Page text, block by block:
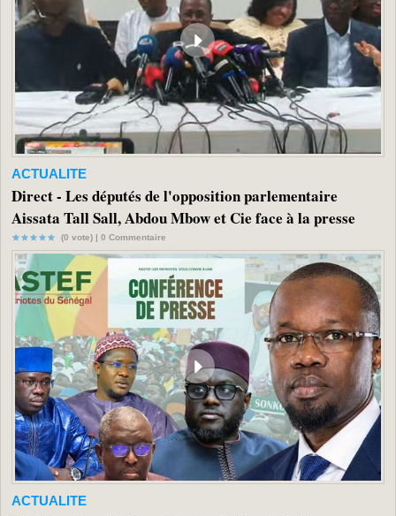
ACTUALITE
Direct - Les députés de l'opposition parlementaire
Aissata Tall Sall, Abdou Mbow et Cie face à la presse
(0 vote) | 0 Commentaire
ACTUALITE